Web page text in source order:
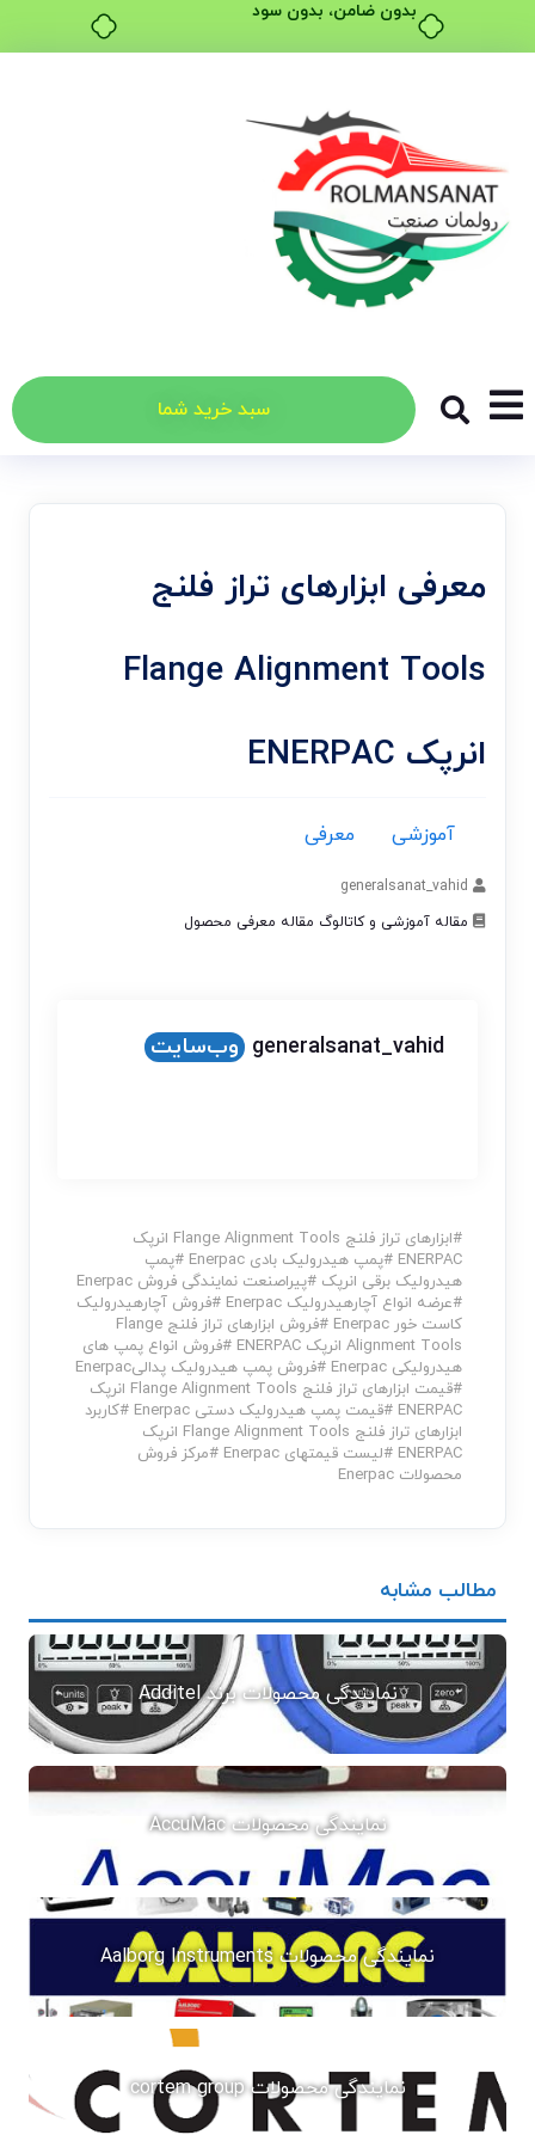
بدون ضامن، بدون سود
سبد خرید شما
معرفی ابزارهای تراز فلنج
Flange Alignment Tools
انرپک ENERPAC
آموزشی معرفی
مقاله آموزشی و کاتالوگ مقاله معرفی محصول
generalsanat_vahid وب‌سایت
#
ابزارهای تراز فلنج Flange Alignment Tools انرپک
ENERPAC
#پمپ هیدرولیک بادی Enerpac #پمپ
هیدرولیک برقی انرپک #پیراصنعت نمایندگی فروش Enerpac
#عرضه انواع آچارهیدرولیک Enerpac #فروش آچارهیدرولیک
کاست خور Enerpac
#
فروش ابزارهای تراز فلنج Flange
Alignment Tools انرپک ENERPAC
#فروش انواع پمپ های
هیدرولیکی Enerpac
#فروش پمپ هیدرولیک پدالیEnerpac
#
قیمت ابزارهای تراز فلنج Flange Alignment Tools انرپک
ENERPAC
#قیمت پمپ هیدرولیک دستی Enerpac #کاربرد
ابزارهای تراز فلنج Flange Alignment Tools انرپک
ENERPAC
#لیست قیمتهای Enerpac #مرکز فروش
محصولات Enerpac
مطالب مشابه
نمایندگی محصولات برند Additel
نمایندگی محصولات AccuMac
نمایندگی محصولات Aalborg Instruments
نمایندگی محصولات cortem group